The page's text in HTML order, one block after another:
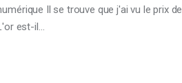
Il se trouve que j'ai vu le prix de
est-il…